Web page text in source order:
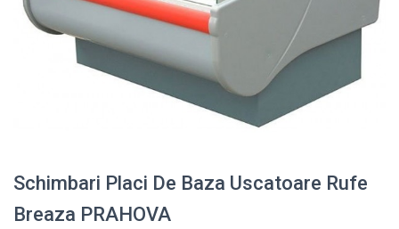
Schimbari Placi De Baza Uscatoare Rufe
Breaza PRAHOVA